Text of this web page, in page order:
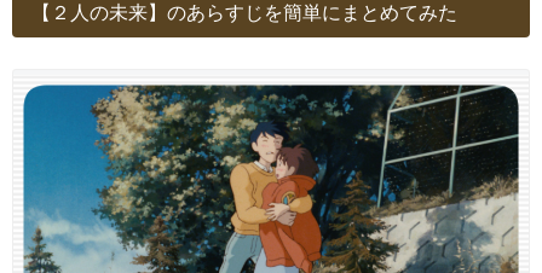
【２人の未来】のあらすじを簡単にまとめてみた